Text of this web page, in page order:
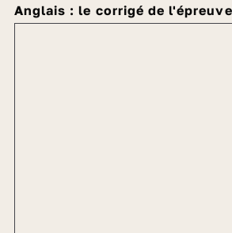
Anglais : le corrigé de l'épreuve